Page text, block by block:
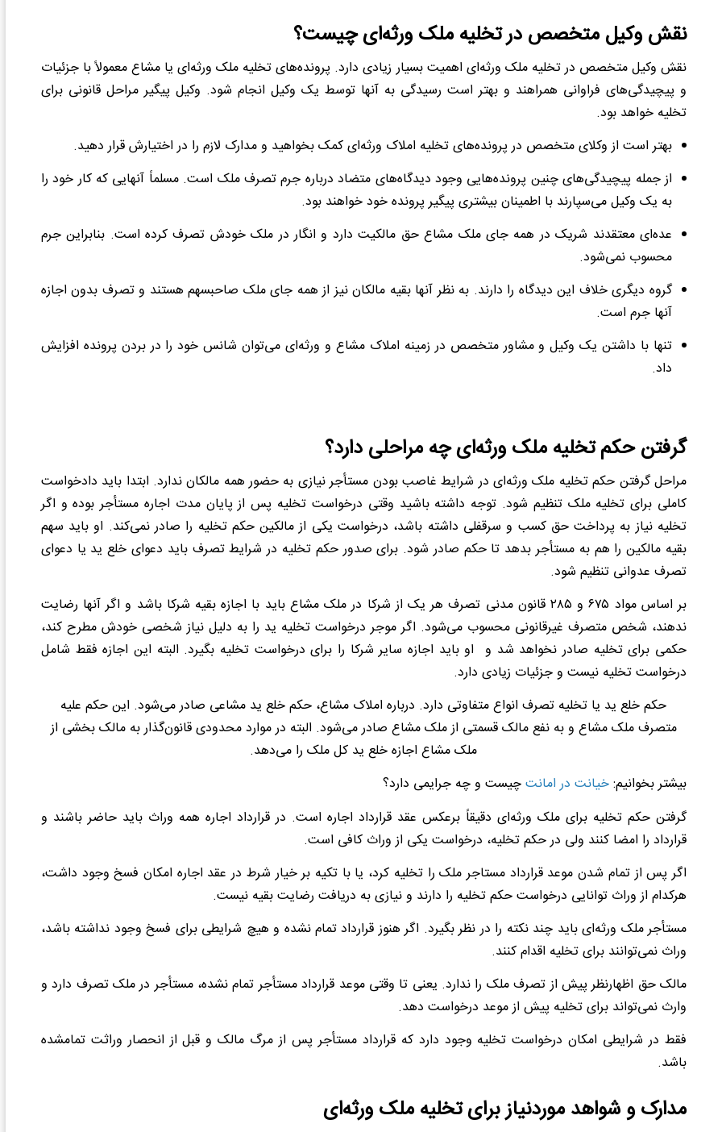
نقش وکیل متخصص در تخلیه ملک ورثه‌ای چیست؟
نقش وکیل متخصص در تخلیه ملک ورثه‌ای اهمیت بسیار زیادی دارد. پرونده‌های تخلیه ملک ورثه‌ای یا مشاع معمولاً با جزئیات
و پیچیدگی‌های فراوانی همراهند و بهتر است رسیدگی به آنها توسط یک وکیل انجام شود. وکیل پیگیر مراحل قانونی برای
تخلیه خواهد بود.
بهتر است از وکلای متخصص در پرونده‌های تخلیه املاک ورثه‌ای کمک بخواهید و مدارک لازم را در اختیارش قرار دهید.
از جمله پیچیدگی‌های چنین پرونده‌هایی وجود دیدگاه‌های متضاد درباره جرم تصرف ملک است. مسلماً آنهایی که کار خود را
به یک وکیل می‌سپارند با اطمینان بیشتری پیگیر پرونده خود خواهند بود.
عده‌ای معتقدند شریک در همه جای ملک مشاع حق مالکیت دارد و انگار در ملک خودش تصرف کرده است. بنابراین جرم
محسوب نمی‌شود.
گروه دیگری خلاف این دیدگاه را دارند. به نظر آنها بقیه مالکان نیز از همه جای ملک صاحبسهم هستند و تصرف بدون اجازه
آنها جرم است.
تنها با داشتن یک وکیل و مشاور متخصص در زمینه املاک مشاع و ورثه‌ای می‌توان شانس خود را در بردن پرونده افزایش
داد.
گرفتن حکم تخلیه ملک ورثه‌ای چه مراحلی دارد؟
مراحل گرفتن حکم تخلیه ملک ورثه‌ای در شرایط غاصب بودن مستأجر نیازی به حضور همه مالکان ندارد. ابتدا باید دادخواست
کاملی برای تخلیه ملک تنظیم شود. توجه داشته باشید وقتی درخواست تخلیه پس از پایان مدت اجاره مستأجر بوده و اگر
تخلیه نیاز به پرداخت حق کسب و سرقفلی داشته باشد، درخواست یکی از مالکین حکم تخلیه را صادر نمی‌کند. او باید سهم
بقیه مالکین را هم به مستأجر بدهد تا حکم صادر شود. برای صدور حکم تخلیه در شرایط تصرف باید دعوای خلع ید یا دعوای
تصرف عدوانی تنظیم شود.
بر اساس مواد ۶ ۷۵ و ۲ ۸۵ قانون مدنی تصرف هر یک از شرکا در ملک مشاع باید با اجازه بقیه شرکا باشد و اگر آنها رضایت
ندهند، شخص متصرف غیرقانونی محسوب می‌شود. اگر موجر درخواست تخلیه ید را به دلیل نیاز شخصی خودش مطرح کند،
حکمی برای تخلیه صادر نخواهد شد و او باید اجازه سایر شرکا را برای درخواست تخلیه بگیرد. البته این اجازه فقط شامل
درخواست تخلیه نیست و جزئیات زیادی دارد.
حکم خلع ید یا تخلیه تصرف انواع متفاوتی دارد. درباره املاک مشاع، حکم خلع ید مشاعی صادر می‌شود. این حکم علیه
متصرف ملک مشاع و به نفع مالک قسمتی از ملک مشاع صادر می‌شود. البته در موارد محدودی قانون‌گذار به مالک بخشی از
ملک مشاع اجازه خلع ید کل ملک را می‌دهد.
بیشتر بخوانیم:خیانت در امانتچیست و چه جرایمی دارد؟
گرفتن حکم تخلیه برای ملک ورثه‌ای دقیقاً برعکس عقد قرارداد اجاره است. در قرارداد اجاره همه وراث باید حاضر باشند و
قرارداد را امضا کنند ولی در حکم تخلیه، درخواست یکی از وراث کافی است.
اگر پس از تمام شدن موعد قرارداد مستاجر ملک را تخلیه کرد، یا با تکیه بر خیار شرط در عقد اجاره امکان فسخ وجود داشت،
هرکدام از وراث توانایی درخواست حکم تخلیه را دارند و نیازی به دریافت رضایت بقیه نیست.
مستأجر ملک ورثه‌ای باید چند نکته را در نظر بگیرد. اگر هنوز قرارداد تمام نشده و هیچ شرایطی برای فسخ وجود نداشته باشد،
وراث نمی‌توانند برای تخلیه اقدام کنند.
مالک حق اظهارنظر پیش از تصرف ملک را ندارد. یعنی تا وقتی موعد قرارداد مستأجر تمام نشده، مستأجر در ملک تصرف دارد و
وارث نمی‌تواند برای تخلیه پیش از موعد درخواست دهد.
فقط در شرایطی امکان درخواست تخلیه وجود دارد که قرارداد مستأجر پس از مرگ مالک و قبل از انحصار وراثت تمامشده
باشد.
مدارک و شواهد موردنیاز برای تخلیه ملک ورثه‌ای